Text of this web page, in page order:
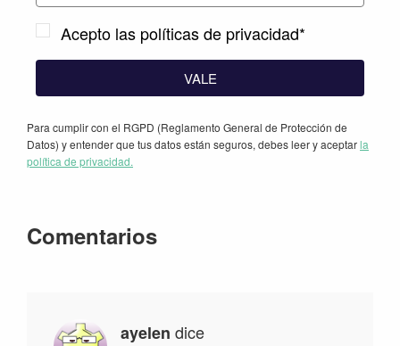
Acepto las políticas de privacidad*
VALE
Para cumplir con el RGPD (Reglamento General de Protección de
Datos) y entender que tus datos están seguros, debes leer y aceptarla
política de privacidad.
Interacciones
lectores
Comentarios
ayelen dice